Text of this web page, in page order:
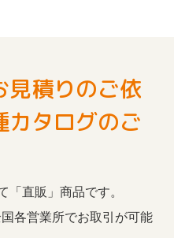
見積りのご依
カタログのご
「直販」商品です。
各営業所でお取引が可能